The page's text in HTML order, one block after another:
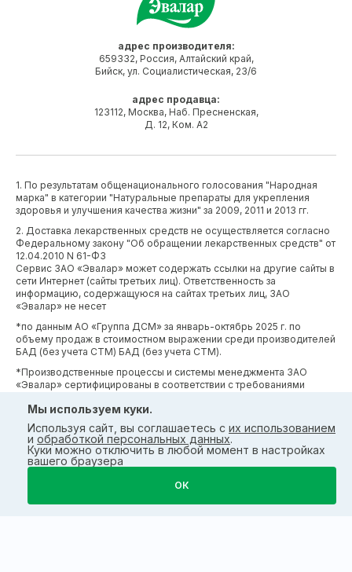
адрес производителя:
659332, Россия, Алтайский край,
Бийск, ул. Социалистическая, 23/6
адрес продавца:
123112, Москва, Наб. Пресненская,
Д. 12, Ком. А2
1. По результатам общенационального голосования "Народная
марка" в категории "Натуральные препараты для укрепления
здоровья и улучшения качества жизни" за 2009, 2011 и 2013 гг.
2. Доставка лекарственных средств не осуществляется согласно
Федеральному закону "Об обращении лекарственных средств" от
12.04.2010 N 61-ФЗ
Сервис ЗАО «Эвалар» может содержать ссылки на другие сайты в
сети Интернет (сайты третьих лиц). Ответственность за
информацию, содержащуюся на сайтах третьих лиц, ЗАО
«Эвалар» не несет
*по данным АО «Группа ДСМ» за январь-октябрь 2025 г. по
объему продаж в стоимостном выражении среди производителей
БАД (без учета СТМ) БАД (без учета СТМ).
*Производственные процессы и системы менеджмента ЗАО
«Эвалар» сертифицированы в соответствии с требованиями
Мы используем куки.
Используя сайт, вы соглашаетесь с их использованием
и обработкой персональных данных.
Куки можно отключить в любой момент в настройках
вашего браузера
ОК